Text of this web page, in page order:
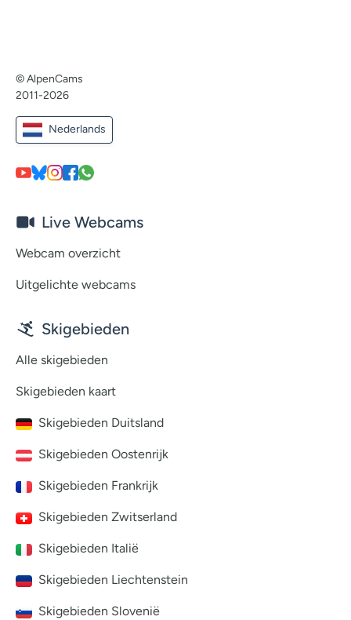
© AlpenCams
2011-2026
Nederlands
Live Webcams
Webcam overzicht
Uitgelichte webcams
Skigebieden
Alle skigebieden
Skigebieden kaart
Skigebieden Duitsland
Skigebieden Oostenrijk
Skigebieden Frankrijk
Skigebieden Zwitserland
Skigebieden Italië
Skigebieden Liechtenstein
Skigebieden Slovenië